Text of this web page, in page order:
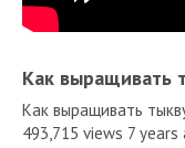
Как выращивать
Как выращивать
493,715 views 7